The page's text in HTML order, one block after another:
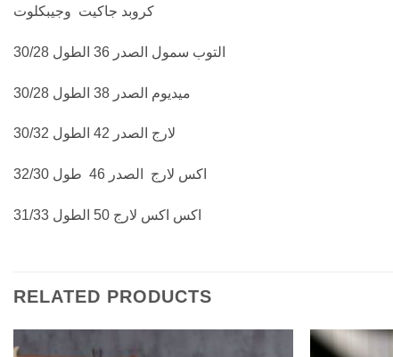
كروبد جاكيت وجيبكلوت
التوب سمول الصدر 36 الطول 30/28
ميديوم الصدر 38 الطول 30/28
لارج الصدر 42 الطول 30/32
اكس لارج الصدر 46 طول 32/30
اكس اكس لارج 50 الطول 31/33
RELATED PRODUCTS